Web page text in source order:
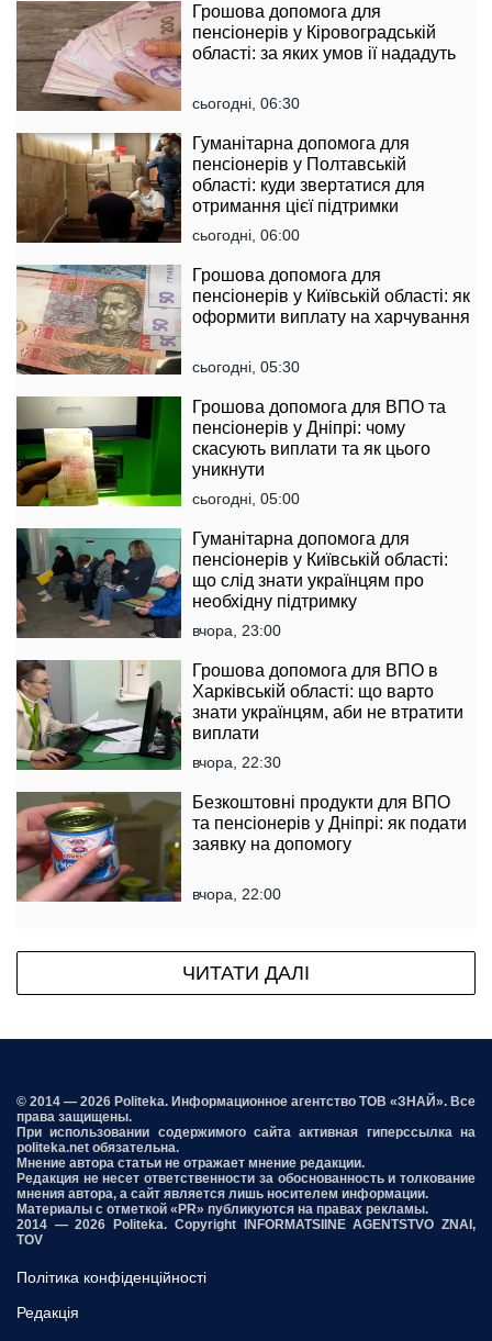
Грошова допомога для
пенсіонерів у Кіровоградській
області: за яких умов ії нададуть
сьогодні, 06:30
Гуманітарна допомога для
пенсіонерів у Полтавській
області: куди звертатися для
отримання цієї підтримки
сьогодні, 06:00
Грошова допомога для
пенсіонерів у Київській області: як
оформити виплату на харчування
сьогодні, 05:30
Грошова допомога для ВПО та
пенсіонерів у Дніпрі: чому
скасують виплати та як цього
уникнути
сьогодні, 05:00
Гуманітарна допомога для
пенсіонерів у Київській області:
що слід знати українцям про
необхідну підтримку
вчора, 23:00
Грошова допомога для ВПО в
Харківській області: що варто
знати українцям, аби не втратити
виплати
вчора, 22:30
Безкоштовні продукти для ВПО
та пенсіонерів у Дніпрі: як подати
заявку на допомогу
вчора, 22:00
ЧИТАТИ ДАЛІ
© 2014 — 2026 Politeka. Информационное агентство ТОВ «ЗНАЙ». Все
права защищены.
При использовании содержимого сайта активная гиперссылка на
politeka.net обязательна.
Мнение автора статьи не отражает мнение редакции.
Редакция не несет ответственности за обоснованность и толкование
мнения автора, а сайт является лишь носителем информации.
Материалы с отметкой «PR» публикуются на правах рекламы.
2014 — 2026 Politeka. Copyright INFORMATSIINE AGENTSTVO ZNAI,
TOV
Політика конфіденційності
Редакція